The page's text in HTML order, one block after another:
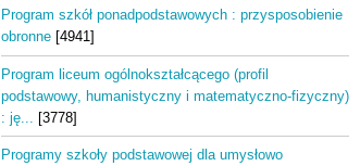
Program szkół ponadpodstawowych : przysposobienie
obronne [4941]
Program liceum ogólnokształcącego (profil
podstawowy, humanistyczny i matematyczno-fizyczny)
: ję...
[3778]
Programy szkoły podstawowej dla umysłowo